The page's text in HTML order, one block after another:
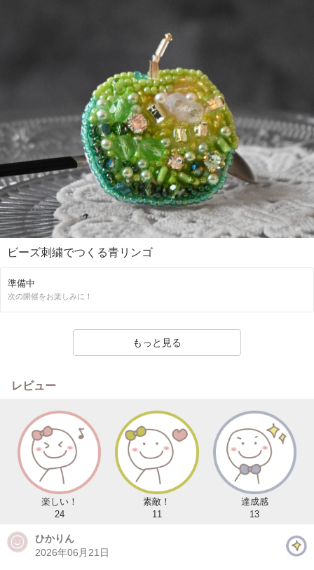
ビーズ刺繍でつくる青リンゴ
準備中
次の開催をお楽しみに！
もっと見る
レビュー
楽しい！
24
素敵！
11
達成感
13
ひかりん
2026年06月21日